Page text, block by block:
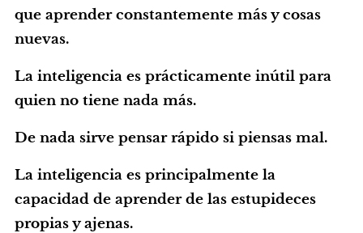
que aprender constantemente más y cosas
nuevas.
La inteligencia es prácticamente inútil para
quien no tiene nada más.
De nada sirve pensar rápido si piensas mal.
La inteligencia es principalmente la
capacidad de aprender de las estupideces
propias y ajenas.